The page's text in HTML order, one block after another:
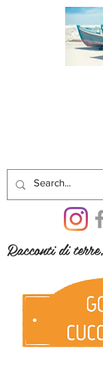
Racconti di